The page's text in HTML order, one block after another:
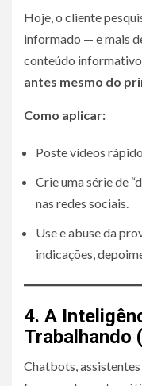
Hoje, o cliente
informado — e mais
conteúdo
antes mesmo do
Como aplicar:
Poste vídeos
Crie uma série de
nas redes sociais.
Use e abuse da
indicações,
4. A
Trabalhando
Chatbots,